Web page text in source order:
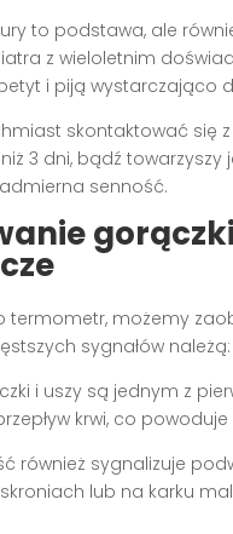
to podstawa, ale
z wieloletnim
i piją wystarczająco
skontaktować się
3 dni, bądź
senność.
termometr, możemy
sygnałów należą:
i uszy są jednym z
krwi, co
również sygnalizuje
lub na karku